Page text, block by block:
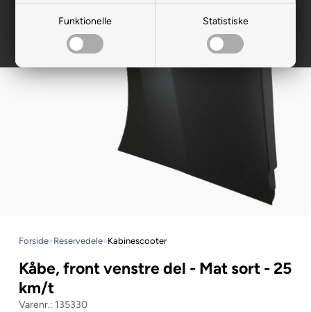
Funktionelle Statistiske
Forside»Reservedele»Kabinescooter
Kåbe, front venstre del - Mat sort - 25
km/t
135330